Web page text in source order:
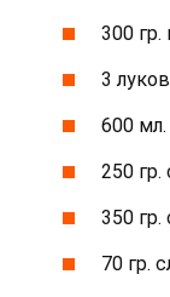
300
3
600
250
350
70 гр.